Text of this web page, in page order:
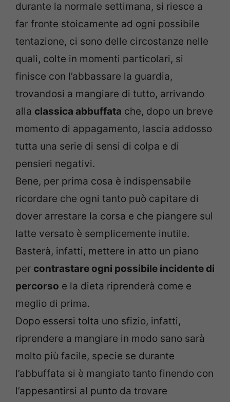
durante la normale settimana, si riesce a
far fronte stoicamente ad ogni possibile
tentazione, ci sono delle circostanze nelle
quali, colte in momenti particolari, si
finisce con l’abbassare la guardia,
trovandosi a mangiare di tutto, arrivando
alla classica abbuffata che, dopo un breve
momento di appagamento, lascia addosso
tutta una serie di sensi di colpa e di
pensieri negativi.
Bene, per prima cosa è indispensabile
ricordare che ogni tanto può capitare di
dover arrestare la corsa e che piangere sul
latte versato è semplicemente inutile.
Basterà, infatti, mettere in atto un piano
per contrastare ogni possibile incidente di
percorso e la dieta riprenderà come e
meglio di prima.
Dopo essersi tolta uno sfizio, infatti,
riprendere a mangiare in modo sano sarà
molto più facile, specie se durante
l’abbuffata si è mangiato tanto finendo con
l’appesantirsi al punto da trovare